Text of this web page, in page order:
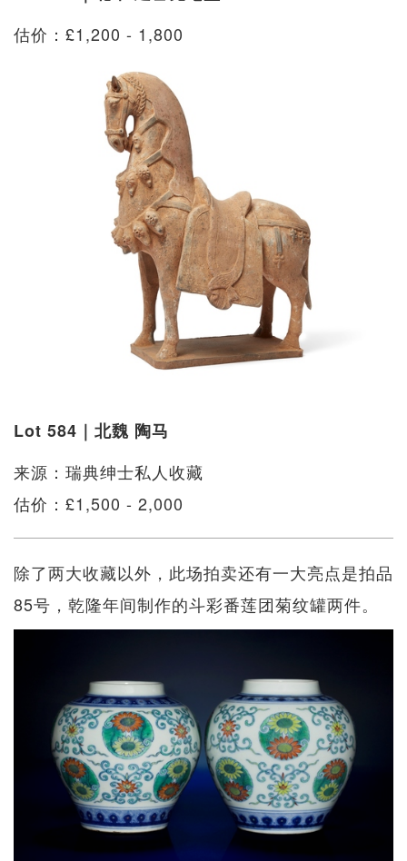
估价：£1,200 - 1,800
Lot 584｜北魏 陶马
来源：瑞典绅士私人收藏
估价：£1,500 - 2,000
除了两大收藏以外，此场拍卖还有一大亮点是拍品
85号，乾隆年间制作的斗彩番莲团菊纹罐两件。